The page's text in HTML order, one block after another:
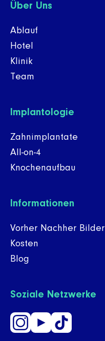
Über Uns
Ablauf
Hotel
Klinik
Team
Implantologie
Zahnimplantate
All-on-4
Knochenaufbau
Informationen
Vorher Nachher Bilder
Kosten
Blog
Soziale Netzwerke